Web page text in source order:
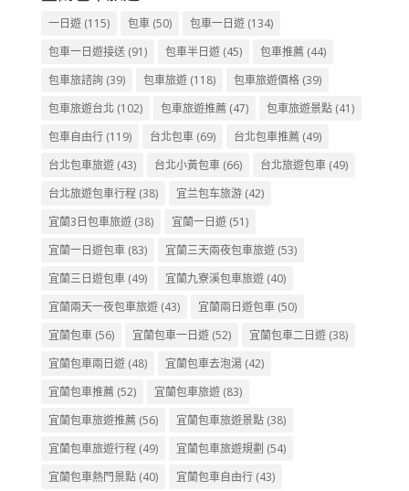
一日遊(115) 包車(50) 包車一日遊(134)
包車一日遊接送(91) 包車半日遊(45) 包車推薦(44)
包車旅諮詢(39) 包車旅遊(118) 包車旅遊價格(39)
包車旅遊台北 (102) 包車旅遊推薦(47) 包車旅遊景點(41)
包車自由行(119) 台北包車(69) 台北包車推薦(49)
台北包車旅遊(43) 台北小黃包車(66) 台北旅遊包車(49)
台北旅遊包車行程 (38) 宜兰包车旅游(42)
宜蘭3日包車旅遊(38) 宜蘭一日遊(51)
宜蘭一日遊包車(83) 宜蘭三天兩夜包車旅遊(53)
宜蘭三日遊包車(49) 宜蘭九寮溪包車旅遊(40)
宜蘭兩天一夜包車旅遊(43) 宜蘭兩日遊包車(50)
宜蘭包車(56) 宜蘭包車一日遊(52) 宜蘭包車二日遊(38)
宜蘭包車兩日遊(48) 宜蘭包車去泡湯(42)
宜蘭包車推薦(52) 宜蘭包車旅遊(83)
宜蘭包車旅遊推薦(56) 宜蘭包車旅遊景點(38)
宜蘭包車旅遊行程 (49) 宜蘭包車旅遊規劃 (54)
宜蘭包車熱門景點(40) 宜蘭包車自由行(43)